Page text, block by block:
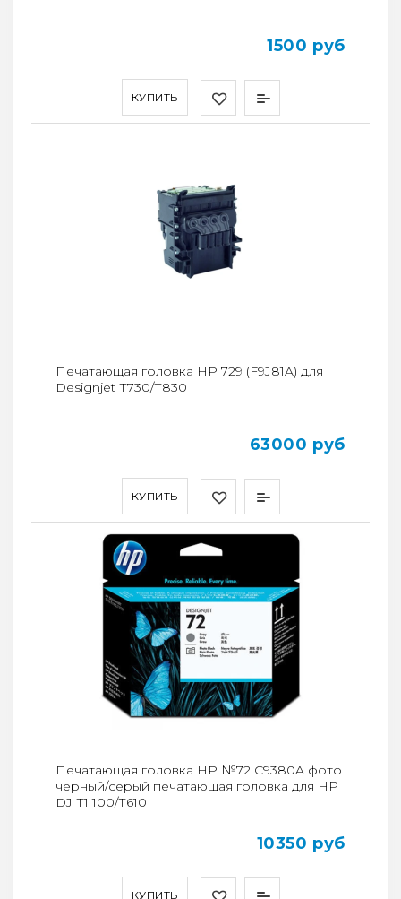
КУПИТЬ
1500 руб
КУПИТЬ
Печатающая головка HP 729 (F9J81A) для
Designjet Т730/Т830
63000 руб
КУПИТЬ
Печатающая головка HP №72 C9380A фото
черный/серый печатающая головка для HP
DJ Т1 100/Т610
10350 руб